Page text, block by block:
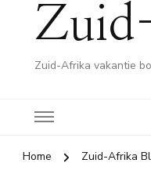
Zuid-Afrika vakantie
Home Zuid-Afrika